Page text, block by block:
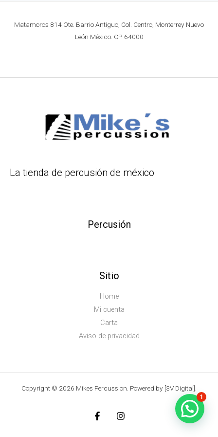
Matamoros 814 Ote. Barrio Antiguo, Col. Centro, Monterrey Nuevo
León México. CP. 64000
La tienda de percusión de méxico
Percusión
Sitio
Home
Mi cuenta
Carta
Aviso de privacidad
Copyright © 2026 Mikes Percussion. Powered by [3V Digital].
1